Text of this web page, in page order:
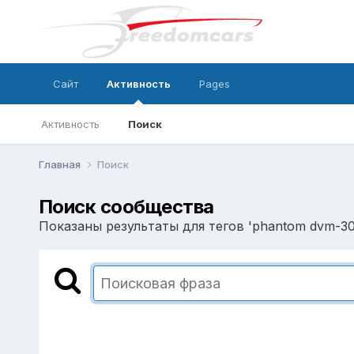
Сайт Активность
Активность Поиск
Pages
Главная Поиск
Поиск сообщества
Показаны результаты для тегов 'phantom dvm-